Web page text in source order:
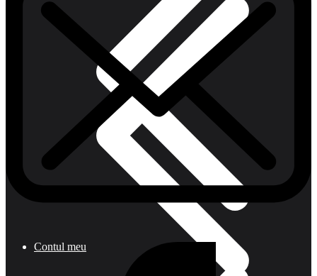
Contul meu